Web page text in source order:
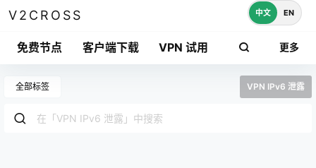
V2CROSS
免费节点 客户端下载 VPN 试用 更多
中文 EN
全部标签 VPN IPv6 泄露